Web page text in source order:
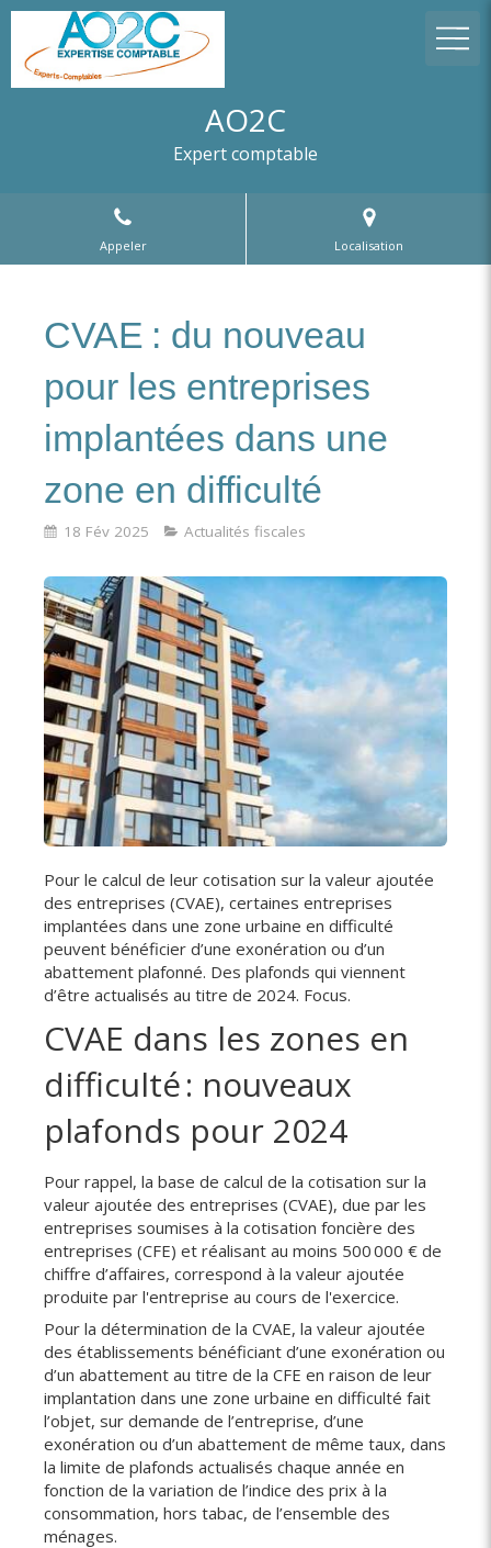
AO2C
Expert comptable
Appeler Localisation
CVAE : du nouveau
pour les entreprises
implantées dans une
zone en difficulté
18 Fév 2025 Actualités fiscales
Pour le calcul de leur cotisation sur la valeur ajoutée
des entreprises (CVAE), certaines entreprises
implantées dans une zone urbaine en difficulté
peuvent bénéficier d’une exonération ou d’un
abattement plafonné. Des plafonds qui viennent
d’être actualisés au titre de 2024. Focus.
CVAE dans les zones en
difficulté : nouveaux
plafonds pour 2024
Pour rappel, la base de calcul de la cotisation sur la
valeur ajoutée des entreprises (CVAE), due par les
entreprises soumises à la cotisation foncière des
entreprises (CFE) et réalisant au moins 500 000 € de
chiffre d’affaires, correspond à la valeur ajoutée
produite par l'entreprise au cours de l'exercice.
Pour la détermination de la CVAE, la valeur ajoutée
des établissements bénéficiant d’une exonération ou
d’un abattement au titre de la CFE en raison de leur
implantation dans une zone urbaine en difficulté fait
l’objet, sur demande de l’entreprise, d’une
exonération ou d’un abattement de même taux, dans
la limite de plafonds actualisés chaque année en
fonction de la variation de l’indice des prix à la
consommation, hors tabac, de l’ensemble des
ménages.